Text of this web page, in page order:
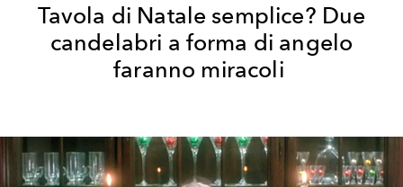
Tavola di Natale semplice? Due
candelabri a forma di angelo
faranno miracoli